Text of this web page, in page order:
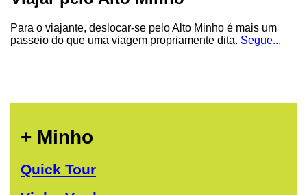
Para o viajante, deslocar-se pelo Alto Minho é mais um
passeio do que uma viagem propriamente dita. Segue...
+ Minho
Quick Tour